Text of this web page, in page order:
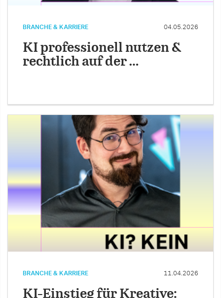
BRANCHE & KARRIERE 04.05.2026
KI professionell nutzen &
rechtlich auf der …
BRANCHE & KARRIERE 11.04.2026
KI-Einstieg für Kreative: